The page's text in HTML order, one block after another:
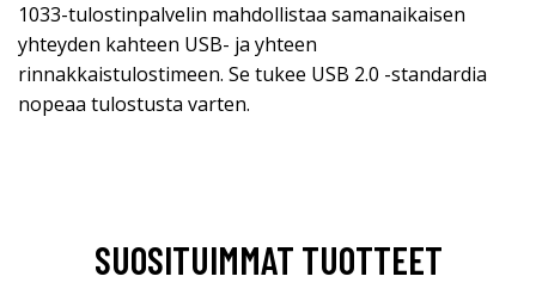
1033-tulostinpalvelin mahdollistaa samanaikaisen
yhteyden kahteen USB- ja yhteen
rinnakkaistulostimeen. Se tukee USB 2.0 -standardia
nopeaa tulostusta varten.
SUOSITUIMMAT TUOTTEET